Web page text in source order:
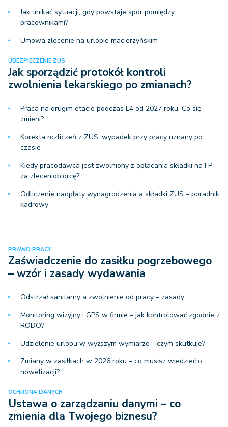
Jak unikać sytuacji, gdy powstaje spór pomiędzy
pracownikami?
Umowa zlecenie na urlopie macierzyńskim
UBEZPIECZENIE ZUS
Jak sporządzić protokół kontroli
zwolnienia lekarskiego po zmianach?
Praca na drugim etacie podczas L4 od 2027 roku. Co się
zmieni?
Korekta rozliczeń z ZUS: wypadek przy pracy uznany po
czasie
Kiedy pracodawca jest zwolniony z opłacania składki na FP
za zleceniobiorcę?
Odliczenie nadpłaty wynagrodzenia a składki ZUS – poradnik
kadrowy
PRAWO PRACY
Zaświadczenie do zasiłku pogrzebowego
– wzór i zasady wydawania
Odstrzał sanitarny a zwolnienie od pracy – zasady
Monitoring wizyjny i GPS w firmie – jak kontrolować zgodnie z
RODO?
Udzielenie urlopu w wyższym wymiarze - czym skutkuje?
Zmiany w zasiłkach w 2026 roku – co musisz wiedzieć o
nowelizacji?
OCHRONA DANYCH
Ustawa o zarządzaniu danymi – co
zmienia dla Twojego biznesu?